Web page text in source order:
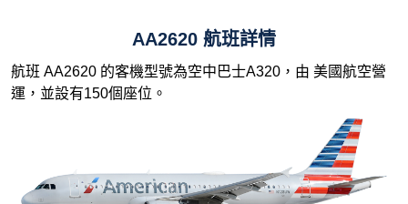
AA2620 航班詳情
航班 AA2620 的客機型號為空中巴士A320，由 美國航空營
運，並設有150個座位。